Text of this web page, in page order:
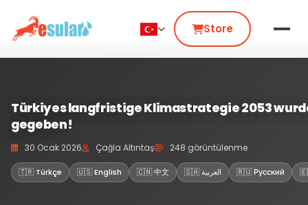
Store
Türkiyes langfristige Klimastrategie 2053
gegeben!
30 Ocak 2026 Çağla Altıntaş 248 görüntülenme
🇹🇷 Türkçe 🇺🇸 English 🇨🇳 中文 🇸🇦 العربية 🇷🇺 Русский